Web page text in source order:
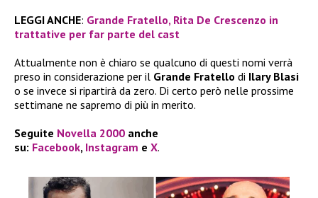
LEGGI ANCHE: Grande Fratello, Rita De Crescenzo in
trattative per far parte del cast
Attualmente non è chiaro se qualcuno di questi nomi verrà
preso in considerazione per il Grande Fratello di Ilary Blasi
o se invece si ripartirà da zero. Di certo però nelle prossime
settimane ne sapremo di più in merito.
Seguite Novella 2000 anche
su: Facebook, Instagram e X.